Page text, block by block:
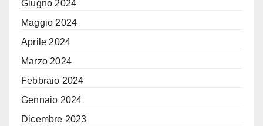
Giugno 2024
Maggio 2024
Aprile 2024
Marzo 2024
Febbraio 2024
Gennaio 2024
Dicembre 2023